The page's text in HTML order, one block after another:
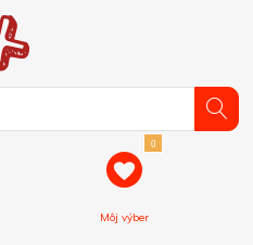
0
Môj výber